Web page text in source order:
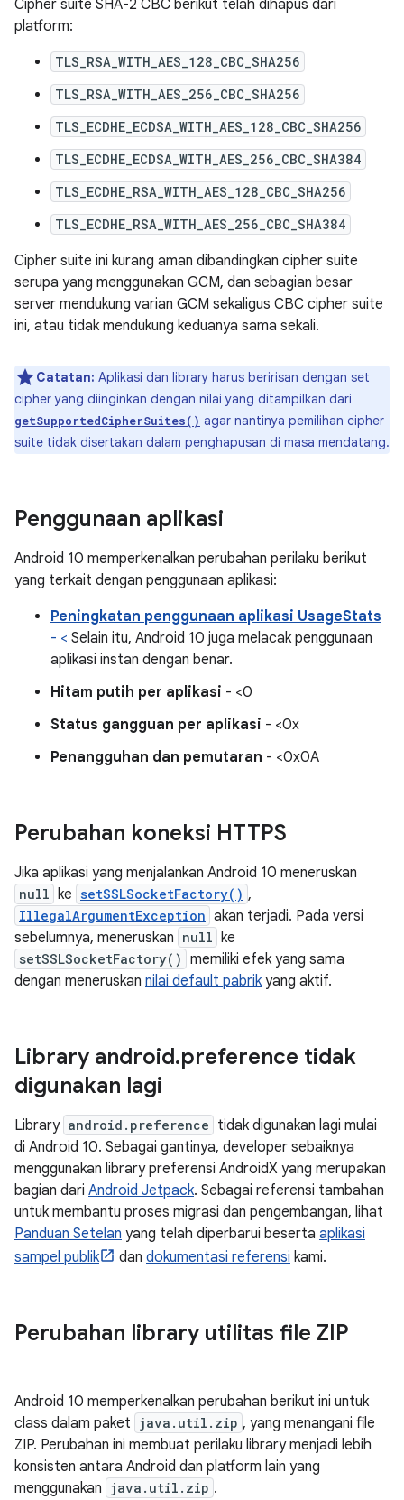
Cipher suite SHA-2 CBC berikut telah dihapus dari
platform:
TLS_RSA_WITH_AES_128_CBC_SHA256
TLS_RSA_WITH_AES_256_CBC_SHA256
TLS_ECDHE_ECDSA_WITH_AES_128_CBC_SHA256
TLS_ECDHE_ECDSA_WITH_AES_256_CBC_SHA384
TLS_ECDHE_RSA_WITH_AES_128_CBC_SHA256
TLS_ECDHE_RSA_WITH_AES_256_CBC_SHA384
Cipher suite ini kurang aman dibandingkan cipher suite
serupa yang menggunakan GCM, dan sebagian besar
server mendukung varian GCM sekaligus CBC cipher suite
ini, atau tidak mendukung keduanya sama sekali.
Catatan: Aplikasi dan library harus beririsan dengan set
cipher yang diinginkan dengan nilai yang ditampilkan dari
getSupportedCipherSuites() agar nantinya pemilihan cipher
suite tidak disertakan dalam penghapusan di masa mendatang.
Penggunaan aplikasi
Android 10 memperkenalkan perubahan perilaku berikut
yang terkait dengan penggunaan aplikasi:
Peningkatan penggunaan aplikasi UsageStats
- < Selain itu, Android 10 juga melacak penggunaan
aplikasi instan dengan benar.
Hitam putih per aplikasi - <0
Status gangguan per aplikasi - <0x
Penangguhan dan pemutaran - <0x0A
Perubahan koneksi HTTPS
Jika aplikasi yang menjalankan Android 10 meneruskan
null ke setSSLSocketFactory() ,
IllegalArgumentException akan terjadi. Pada versi
sebelumnya, meneruskan null ke
setSSLSocketFactory() memiliki efek yang sama
dengan meneruskan nilai default pabrikyang aktif.
Library android.preference tidak
digunakan lagi
Library android.preference tidak digunakan lagi mulai
di Android 10. Sebagai gantinya, developer sebaiknya
menggunakan library preferensi AndroidX yang merupakan
bagian dari Android Jetpack. Sebagai referensi tambahan
untuk membantu proses migrasi dan pengembangan, lihat
Panduan Setelan yang telah diperbarui beserta aplikasi
sampel publik
dan dokumentasi referensi kami.
Perubahan library utilitas file ZIP
Android 10 memperkenalkan perubahan berikut ini untuk
class dalam paket java.util.zip , yang menangani file
ZIP. Perubahan ini membuat perilaku library menjadi lebih
konsisten antara Android dan platform lain yang
menggunakan java.util.zip .